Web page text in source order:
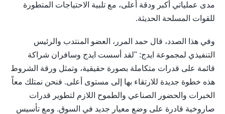
مدى عملياتي أكبر ودقة أعلى، مع تلبية الاحتياجات المتطورة
للقوات المسلحة الحديثة.
وفي هذا الصدد، قال حمد المرر، العضو المنتدب والرئيس
التنفيذي لمجموعة ايدج: "لقد أسست ايدج وسافران شراكة
قائمة على قدرات متكاملة بصورة حقيقية، وتمثل ورقة الشروط
هذه خطوة جديدة للارتقاء بها إلى مستوى أعلى. فنحن نمتلك معاً
الخبرات والحضور الصناعي والطموح اللازم لتطوير قدرات
صاروخية قادرة على وضع معيار جديد في السوق. ومع تأسيس